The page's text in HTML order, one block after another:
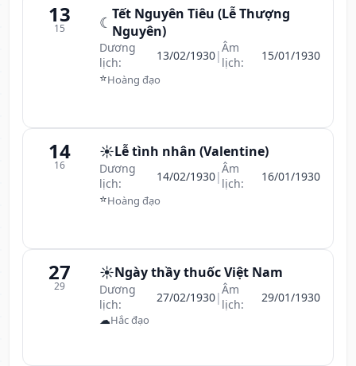
13
15 ☾ Tết Nguyên Tiêu (Lễ Thượng
Nguyên)
Dương
lịch:
13/02/1930|Âm
lịch:
15/01/1930
⭐Hoàng đạo
14
16
☀️Lễ tình nhân (Valentine)
Dương
lịch:
14/02/1930|Âm
lịch:
16/01/1930
⭐Hoàng đạo
27
29
☀️Ngày thầy thuốc Việt Nam
Dương
lịch:
27/02/1930|Âm
lịch:
29/01/1930
☁Hắc đạo